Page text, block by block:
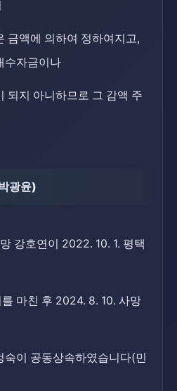
금액에 의하여 정하여지고,
수자금이나
되지 아니하므로 그 감액 주
광윤)
강호연이 2022. 10. 1. 평택
마친 후 2024. 8. 10. 사망
숙이 공동상속하였습니다(민